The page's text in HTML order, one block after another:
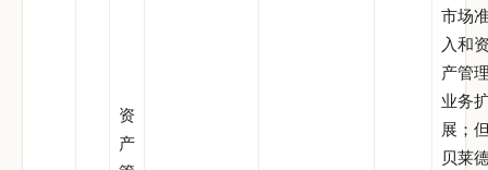
资
产
市场
入和
产管
业务
展；
贝莱